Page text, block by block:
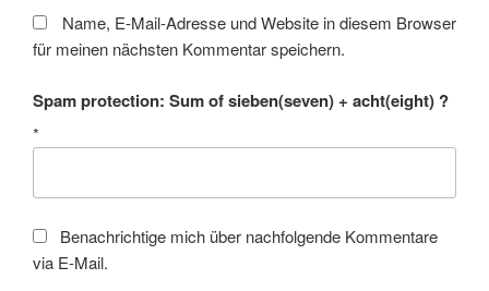
Name, E-Mail-Adresse und Website in diesem Browser
für meinen nächsten Kommentar speichern.
Spam protection: Sum of sieben(seven) + acht(eight) ?
*
Benachrichtige mich über nachfolgende Kommentare
via E-Mail.